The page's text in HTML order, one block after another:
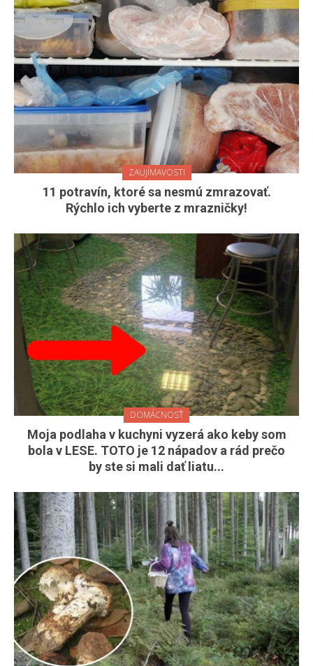
ZAUJÍMAVOSTI
11 potravín, ktoré sa nesmú zmrazovať.
Rýchlo ich vyberte z mrazničky!
DOMÁCNOSŤ
Moja podlaha v kuchyni vyzerá ako keby som
bola v LESE. TOTO je 12 nápadov a rád prečo
by ste si mali dať liatu...